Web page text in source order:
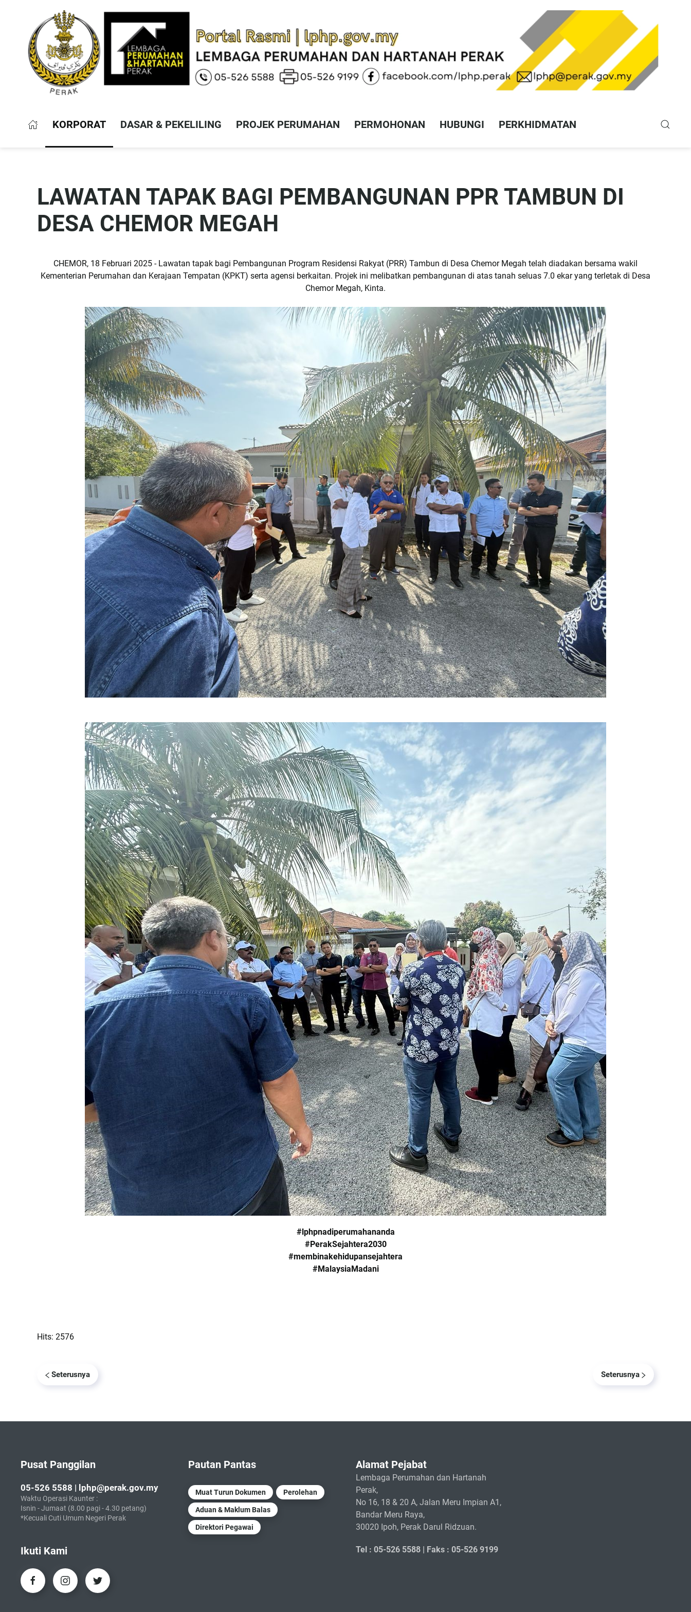
KORPORAT DASAR & PEKELILING PROJEK PERUMAHAN PERMOHONAN HUBUNGI PERKHIDMATAN
LAWATAN TAPAK BAGI PEMBANGUNAN PPR TAMBUN DI
DESA CHEMOR MEGAH
CHEMOR, 18 Februari 2025 - Lawatan tapak bagi Pembangunan Program Residensi Rakyat (PRR) Tambun di Desa Chemor Megah telah diadakan bersama wakil
Kementerian Perumahan dan Kerajaan Tempatan (KPKT) serta agensi berkaitan. Projek ini melibatkan pembangunan di atas tanah seluas 7.0 ekar yang terletak di Desa
Chemor Megah, Kinta.
#lphpnadiperumahananda
#PerakSejahtera2030
#membinakehidupansejahtera
#MalaysiaMadani
Hits: 2576
Seterusnya Seterusnya
Pusat Panggilan
05-526 5588 | lphp@perak.gov.my
Waktu Operasi Kaunter :
Isnin - Jumaat (8.00 pagi - 4.30 petang)
*Kecuali Cuti Umum Negeri Perak
Ikuti Kami
Pautan Pantas
Muat Turun Dokumen Perolehan
Aduan & Maklum Balas
Direktori Pegawai
Alamat Pejabat
Lembaga Perumahan dan Hartanah
Perak,
No 16, 18 & 20 A, Jalan Meru Impian A1,
Bandar Meru Raya,
30020 Ipoh, Perak Darul Ridzuan.
Tel : 05-526 5588 | Faks : 05-526 9199